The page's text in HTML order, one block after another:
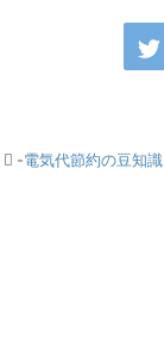
-電気代節約の豆知識